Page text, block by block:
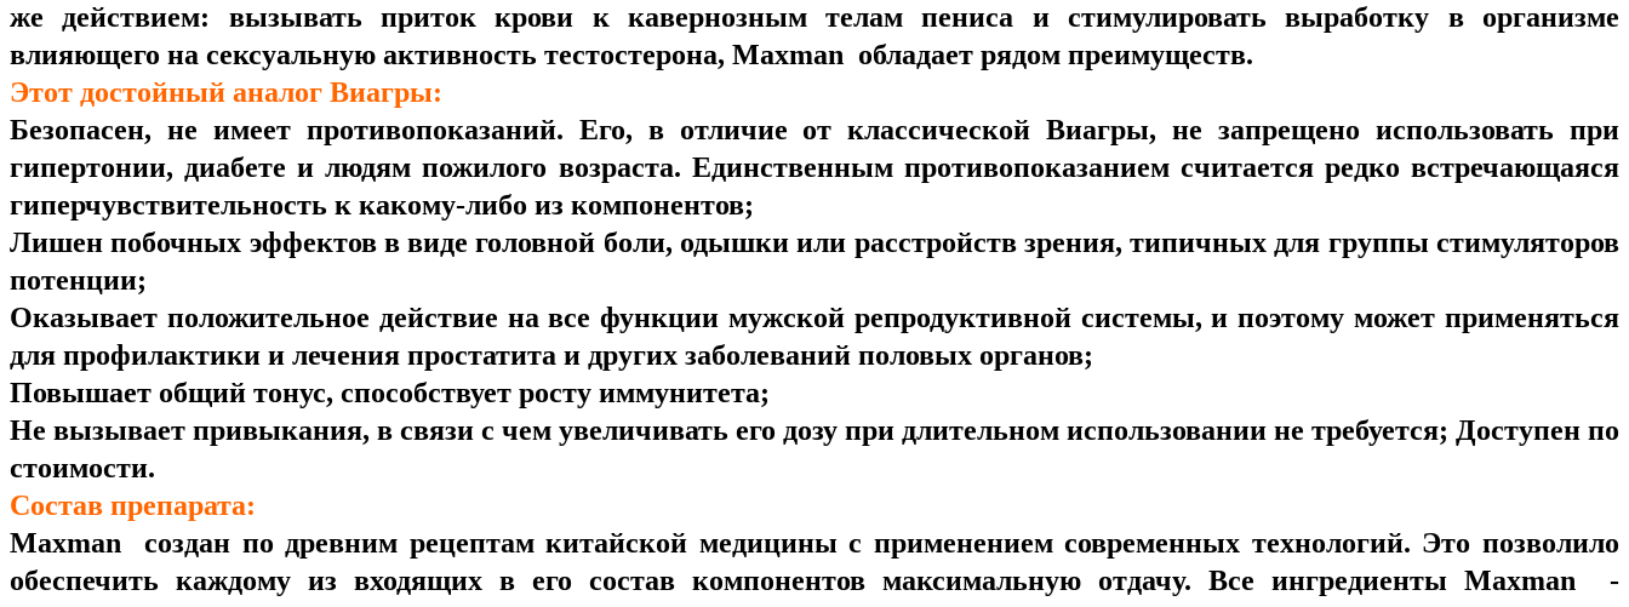
же действием: вызывать приток крови к кавернозным телам пениса и стимулировать выработку в организме
влияющего на сексуальную активность тестостерона, Maxman обладает рядом преимуществ.
Этот достойный аналог Виагры:
Безопасен, не имеет противопоказаний. Его, в отличие от классической Виагры, не запрещено использовать при
гипертонии, диабете и людям пожилого возраста. Единственным противопоказанием считается редко встречающаяся
гиперчувствительность к какому-либо из компонентов;
Лишен побочных эффектов в виде головной боли, одышки или расстройств зрения, типичных для группы стимуляторов
потенции;
Оказывает положительное действие на все функции мужской репродуктивной системы, и поэтому может применяться
для профилактики и лечения простатита и других заболеваний половых органов;
Повышает общий тонус, способствует росту иммунитета;
Не вызывает привыкания, в связи с чем увеличивать его дозу при длительном использовании не требуется; Доступен по
стоимости.
Состав препарата:
Maxman создан по древним рецептам китайской медицины с применением современных технологий. Это позволило
обеспечить каждому из входящих в его состав компонентов максимальную отдачу. Все ингредиенты Maxman -